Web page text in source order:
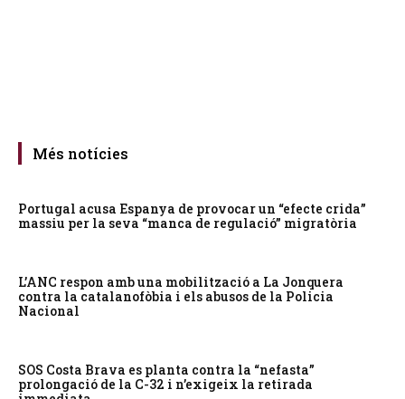
Més notícies
Portugal acusa Espanya de provocar un “efecte crida”
massiu per la seva “manca de regulació” migratòria
L’ANC respon amb una mobilització a La Jonquera
contra la catalanofòbia i els abusos de la Policia
Nacional
SOS Costa Brava es planta contra la “nefasta”
prolongació de la C-32 i n’exigeix la retirada